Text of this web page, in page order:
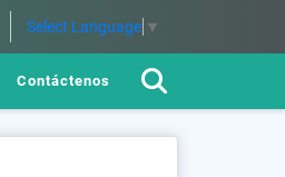
Select Language ▼
Contáctenos